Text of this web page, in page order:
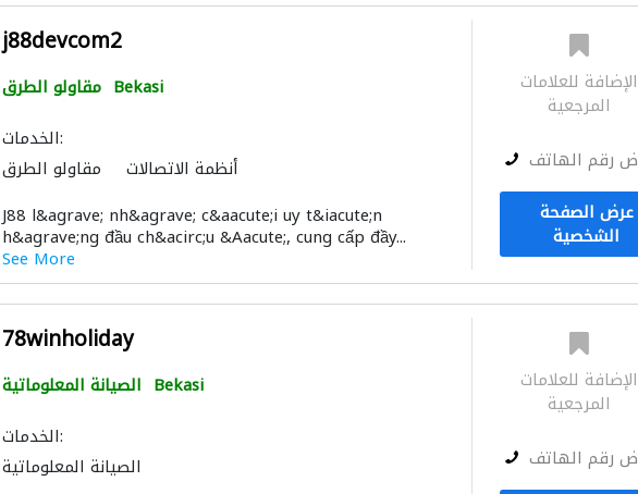
j88devcom2
مقاولو الطرق Bekasi
الخدمات:
مقاولو الطرق
أنظمة الاتصالات
J88 l&agrave; nh&agrave; c&aacute;i uy t&iacute;n
h&agrave;ng đầu ch&acirc;u &Aacute;, cung cấp đầy...
See More
الإضافة للعلامات
المرجعية
رقم الهاتف
عرض الصفحة
الشخصية
78winholiday
الصيانة المعلوماتية Bekasi
الخدمات:
الصيانة المعلوماتية
الإضافة للعلامات
المرجعية
رقم الهاتف